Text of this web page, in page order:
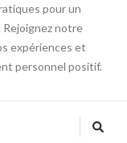
pour un
notre
expériences et
personnel positif.